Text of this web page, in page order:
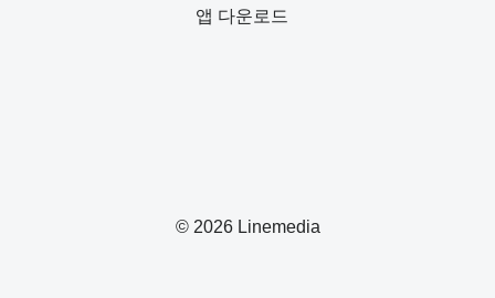
© 2026 Linemedia
앱 다운로드